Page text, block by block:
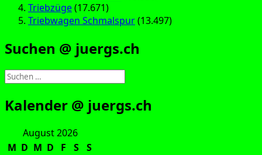
Triebzüge(17.671)
Triebwagen Schmalspur(13.497)
Suchen @ juergs.ch
Suchen
nach:
Kalender @ juergs.ch
August 2026
M D M D F S
S